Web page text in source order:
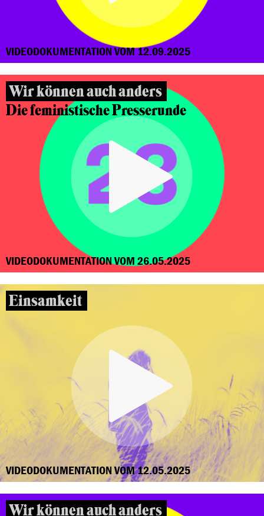
VIDEODOKUMENTATION VOM 12.09.2025
Wir können auch anders
Die feministische Presserunde
VIDEODOKUMENTATION VOM 26.05.2025
Einsamkeit
VIDEODOKUMENTATION VOM 12.05.2025
Wir können auch anders